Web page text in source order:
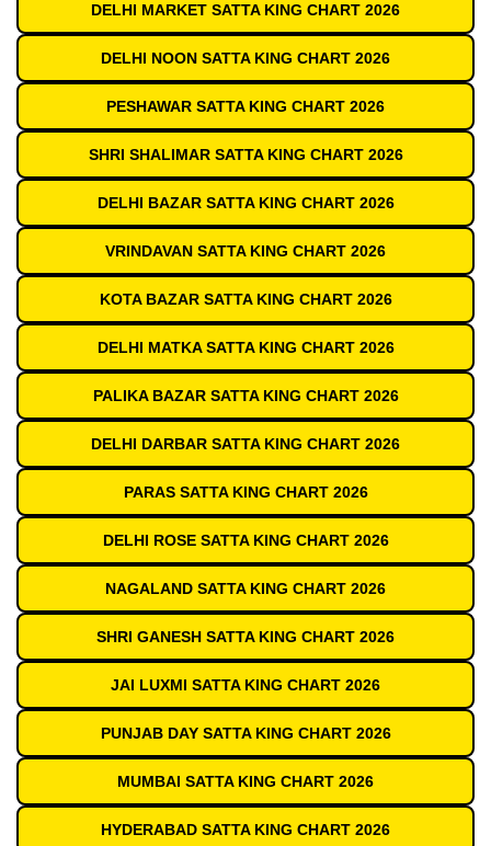
DELHI MARKET SATTA KING CHART 2026
DELHI NOON SATTA KING CHART 2026
PESHAWAR SATTA KING CHART 2026
SHRI SHALIMAR SATTA KING CHART 2026
DELHI BAZAR SATTA KING CHART 2026
VRINDAVAN SATTA KING CHART 2026
KOTA BAZAR SATTA KING CHART 2026
DELHI MATKA SATTA KING CHART 2026
PALIKA BAZAR SATTA KING CHART 2026
DELHI DARBAR SATTA KING CHART 2026
PARAS SATTA KING CHART 2026
DELHI ROSE SATTA KING CHART 2026
NAGALAND SATTA KING CHART 2026
SHRI GANESH SATTA KING CHART 2026
JAI LUXMI SATTA KING CHART 2026
PUNJAB DAY SATTA KING CHART 2026
MUMBAI SATTA KING CHART 2026
HYDERABAD SATTA KING CHART 2026